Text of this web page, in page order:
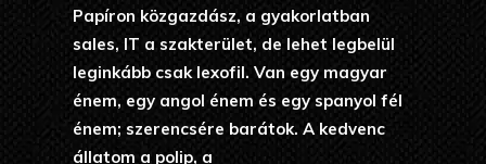
Papíron közgazdász, a gyakorlatban
sales, IT a szakterület, de lehet legbelül
leginkább csak lexofil. Van egy magyar
énem, egy angol énem és egy spanyol fél
énem; szerencsére barátok. A kedvenc
állatom a polip, a